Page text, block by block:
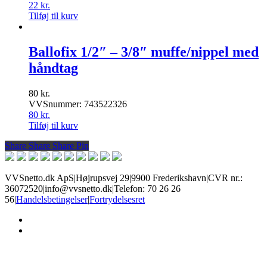
22 kr.
Tilføj til kurv
Ballofix 1/2″ – 3/8″ muffe/nippel med
håndtag
80 kr.
VVSnummer: 743522326
80 kr.
Tilføj til kurv
Share
Share Share Share Pin
VVSnetto.dk ApS|Højrupsvej 29|9900 Frederikshavn|CVR nr.:
36072520|info@vvsnetto.dk|Telefon: 70 26 26
56|Handelsbetingelser|Fortrydelsesret